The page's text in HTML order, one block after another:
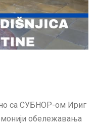
са СУБНОР-ом Ириг
обележавања